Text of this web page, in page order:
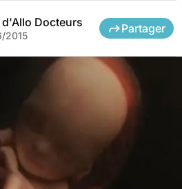
Docteurs
2015
Partager